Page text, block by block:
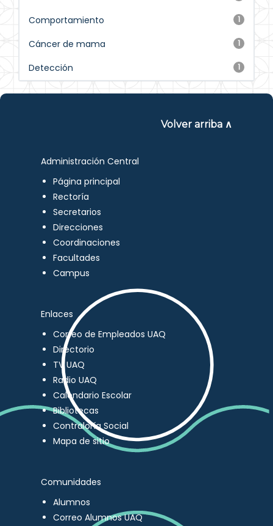
1
Comportamiento
1
Cáncer de mama
1
Detección
Volver arriba ∧
Administración Central
Página principal
Rectoría
Secretarios
Direcciones
Coordinaciones
Facultades
Campus
Enlaces
Correo de Empleados UAQ
Directorio
TV UAQ
Radio UAQ
Calendario Escolar
Bibliotecas
Contraloría Social
Mapa de sitio
Comunidades
Alumnos
Correo Alumnos UAQ